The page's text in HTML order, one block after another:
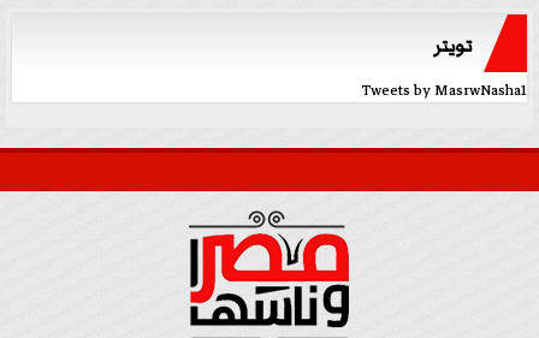
تويتر
Tweets by MasrwNasha1